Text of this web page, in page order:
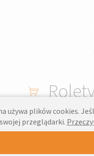
używa plików cookies.
przeglądarki.